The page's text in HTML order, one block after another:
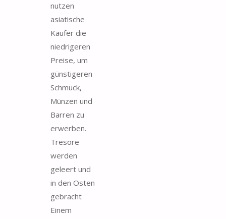
nutzen
asiatische
Käufer die
niedrigeren
Preise, um
günstigeren
Schmuck,
Münzen und
Barren zu
erwerben.
Tresore
werden
geleert und
in den Osten
gebracht
Einem